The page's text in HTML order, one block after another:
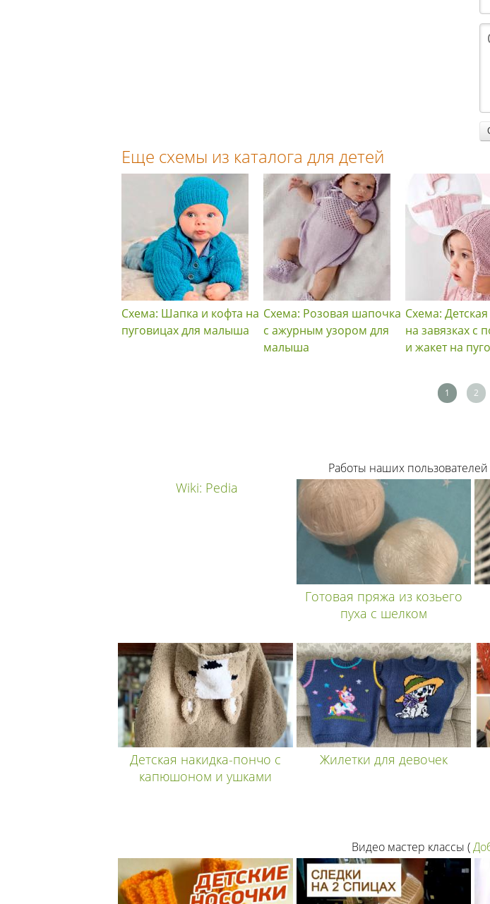
Еще схемы из каталога для детей
Схема: Шапка и кофта на
пуговицах для малыша
Схема: Розовая шапочка
с ажурным узором для
малыша
Схема:
на завязках с
и жакет на
1 2
Работы наших пользователей
Wiki: Pedia
Готовая пряжа из козьего
пуха с шелком
Детская накидка-пончо с
капюшоном и ушками
Жилетки для девочек
Видео мастер классы (